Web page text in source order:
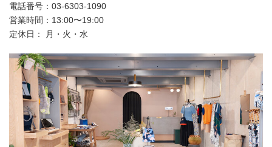
電話番号：03-6303-1090
営業時間：13:00〜19:00
定休日： 月・火・水